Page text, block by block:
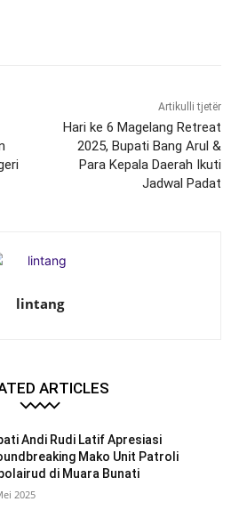
Artikulli tjetër
Hari ke 6 Magelang Retreat
2025, Bupati Bang Arul &
Para Kepala Daerah Ikuti
Jadwal Padat
lintang
ARTICLES
Andi Rudi Latif Apresiasi
Mako Unit Patroli
di Muara Bunati
2025